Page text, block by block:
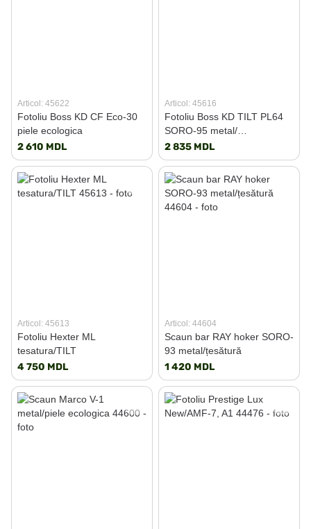
Articol: 45622
Fotoliu Boss KD CF Eco-30
piele ecologica
2 610 MDL
Articol: 45616
Fotoliu Boss KD TILT PL64
SORO-95 metal/
țesătură/TILT
2 835 MDL
Articol: 45613
Fotoliu Hexter ML
tesatura/TILT
4 750 MDL
Articol: 44604
Scaun bar RAY hoker SORO-
93 metal/țesătură
1 420 MDL